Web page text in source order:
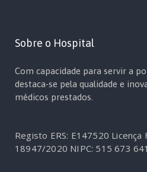
Sobre o Hospital
Com capacidade para servir a
destaca-se pela qualidade e
médicos prestados.
Registo ERS: E147520 Licença
18947/2020 NIPC: 515 673 641